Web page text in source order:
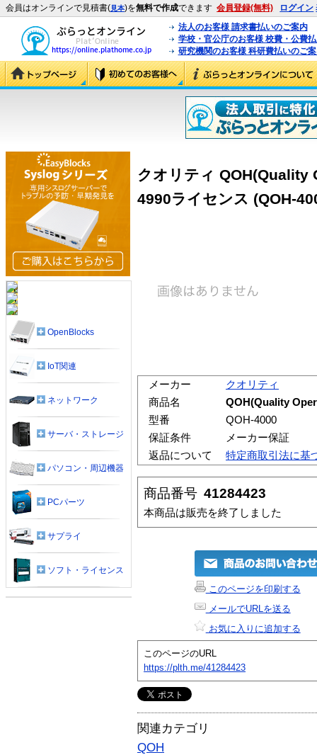
会員はオンラインで見積書(見本)を無料で作成できます 会員登録(無料) ログイン
法人のお客様 請求書払いのご案内
学校・官公庁のお客様 校費・公費
研究機関のお客様 科研費払いのご
クオリティ QOH(Quality
4990ライセンス (QOH-
メーカー
クオリティ
商品名
QOH(Quality
型番
QOH-4000
保証条件
メーカー保証
返品について
特定商取引法に基
商品番号 41284423
本商品は販売を終了しました
このページを印刷する
メールでURLを送る
お気に入りに追加する
このページのURL
https://plth.me/41284423
関連カテゴリ
QOH
OpenBlocks
IoT関連
ネットワーク
サーバ・ストレージ
パソコン・周辺機器
PCパーツ
サプライ
ソフト・ライセンス